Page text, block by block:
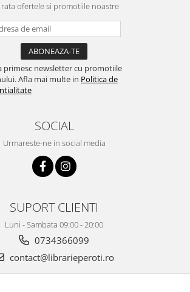
rata ofertele si promotiile noastre
primesc newsletter cu promotiile
Afla mai multe in Politica de
SOCIAL
Urmareste-ne in social media
SUPORT CLIENTI
Luni - Sambata 09:00 - 20:00
0734366099
contact@librarieperoti.ro